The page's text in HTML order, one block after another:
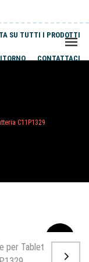
SU TUTTI I PRODOTTI
CONTATTACI
C11P1329